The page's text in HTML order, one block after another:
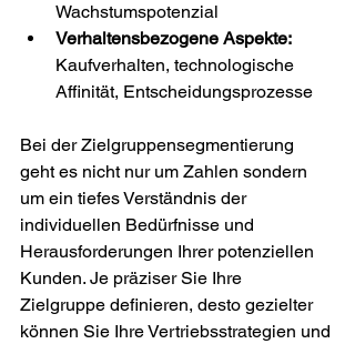
Wachstumspotenzial
Verhaltensbezogene Aspekte:
Kaufverhalten, technologische
Affinität, Entscheidungsprozesse
Bei der Zielgruppensegmentierung
geht es nicht nur um Zahlen sondern
um ein tiefes Verständnis der
individuellen Bedürfnisse und
Herausforderungen Ihrer potenziellen
Kunden. Je präziser Sie Ihre
Zielgruppe definieren, desto gezielter
können Sie Ihre Vertriebsstrategien und